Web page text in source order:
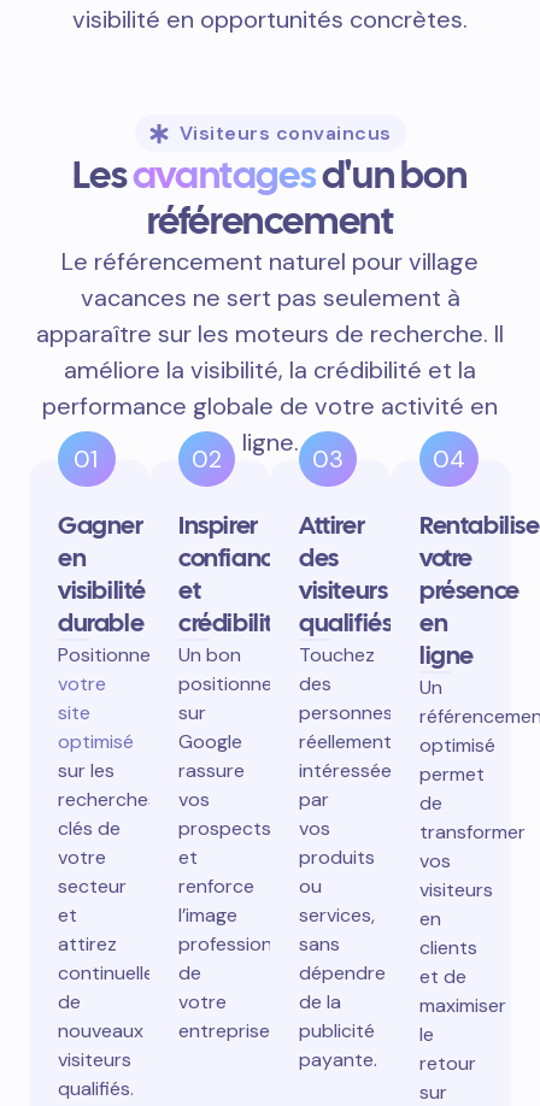
visibilité en opportunités concrètes.
Visiteurs convaincus
Lesavantagesd'un bon
référencement
Le référencement naturel pour village
vacances ne sert pas seulement à
apparaître sur les moteurs de recherche. Il
améliore la visibilité, la crédibilité et la
performance globale de votre activité en
ligne.
01
Gagner
en
visibilité
durable
Positionnez
votre
site
optimisé
sur les
recherches
clés de
votre
secteur
et
attirez
continuellement
de
nouveaux
visiteurs
qualifiés.
02
Inspirer
confiance
et
crédibilité
Un bon
positionnement
sur
Google
rassure
vos
prospects
et
renforce
l’image
professionnelle
de
votre
entreprise.
03
Attirer
des
visiteurs
qualifiés
Touchez
des
personnes
réellement
intéressées
par
vos
produits
ou
services,
sans
dépendre
de la
publicité
payante.
04
votre
présence
en
ligne
Un
optimisé
permet
de
transformer
vos
visiteurs
en
clients
et de
maximiser
le
retour
sur